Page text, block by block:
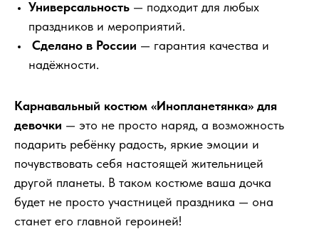
Универсальность — подходит для любых
праздников и мероприятий.
Сделано в России — гарантия качества и
надёжности.
Карнавальный костюм «Инопланетянка» для
девочки — это не просто наряд, а возможность
подарить ребёнку радость, яркие эмоции и
почувствовать себя настоящей жительницей
другой планеты. В таком костюме ваша дочка
будет не просто участницей праздника — она
станет его главной героиней!